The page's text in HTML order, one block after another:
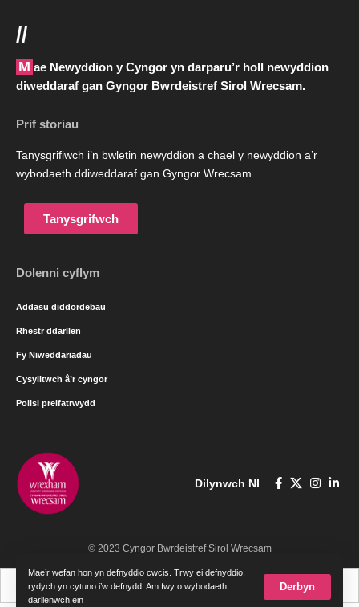
Mae’r wefan hon yn defnyddio cwcis. Trwy ei defnyddio,
rydych yn cytuno i’w defnydd. Am fwy o wybodaeth,
darllenwch ein
Derbyn
//
Mae Newyddion y Cyngor yn darparu’r holl newyddion
diweddaraf gan Gyngor Bwrdeistref Sirol Wrecsam.
Prif storiau
Tanysgrifiwch i’n bwletin newyddion a chael y newyddion a’r
wybodaeth ddiweddaraf gan Gyngor Wrecsam.
Tanysgrifwch
Dolenni cyflym
Addasu diddordebau
Rhestr ddarllen
Fy Niweddariadau
Cysylltwch â’r cyngor
Polisi preifatrwydd
Dilynwch NI
© 2023 Cyngor Bwrdeistref Sirol Wrecsam
Cymraeg English